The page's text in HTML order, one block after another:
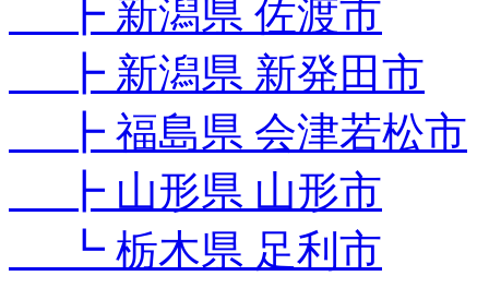
┣ 新潟県 佐渡市
┣ 新潟県 新発田市
┣ 福島県 会津若松市
┣ 山形県 山形市
┗ 栃木県 足利市